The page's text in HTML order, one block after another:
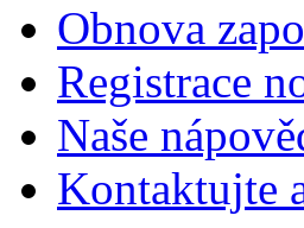
Obnova
Registrace
Naše
Kontaktujte